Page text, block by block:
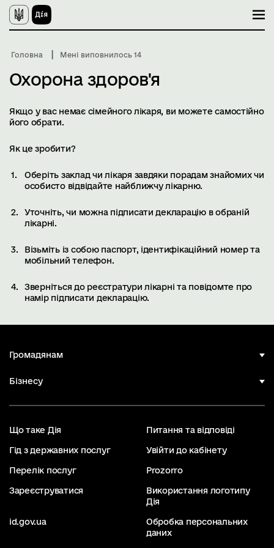
П
е
р
й
д
с
н
н
о
Головна Мені виповнилось 14
Охорона здоров'я
Якщо у вас немає сімейного лікаря, ви можете самостійно
його обрати.
Як це зробити?
Оберіть заклад чи лікаря завдяки порадам знайомих чи
особисто відвідайте найближчу лікарню.
Уточніть, чи можна підписати декларацію в обраній
лікарні.
Візьміть із собою паспорт, ідентифікаційний номер та
мобільний телефон.
Зверніться до реєстратури лікарні та повідомте про
намір підписати декларацію.
Громадянам
Бізнесу
Що таке Дія Питання та відповіді
Гід з державних послуг Увійти до кабінету
Перелік послуг Prozorro
Зареєструватися
Використання логотипу
Дія
id.gov.ua
Обробка персональних
даних